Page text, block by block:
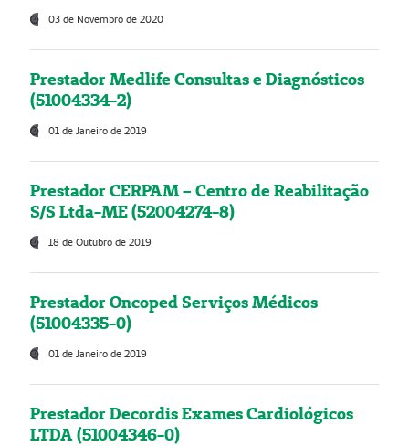
03 de Novembro de 2020
Prestador Medlife Consultas e Diagnósticos
(51004334-2)
01 de Janeiro de 2019
Prestador CERPAM – Centro de Reabilitação
S/S Ltda-ME (52004274-8)
18 de Outubro de 2019
Prestador Oncoped Serviços Médicos
(51004335-0)
01 de Janeiro de 2019
Prestador Decordis Exames Cardiológicos
LTDA (51004346-0)